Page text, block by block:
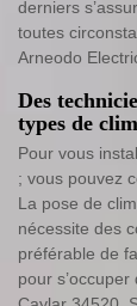
derniers
toutes
Arneodo
Des
types de
Pour vous
; vous pouvez
La pose de
nécessite des
préférable de
pour